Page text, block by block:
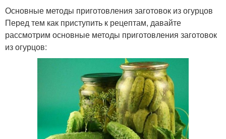
Основные методы приготовления заготовок из огурцов
Перед тем как приступить к рецептам, давайте
рассмотрим основные методы приготовления заготовок
из огурцов: